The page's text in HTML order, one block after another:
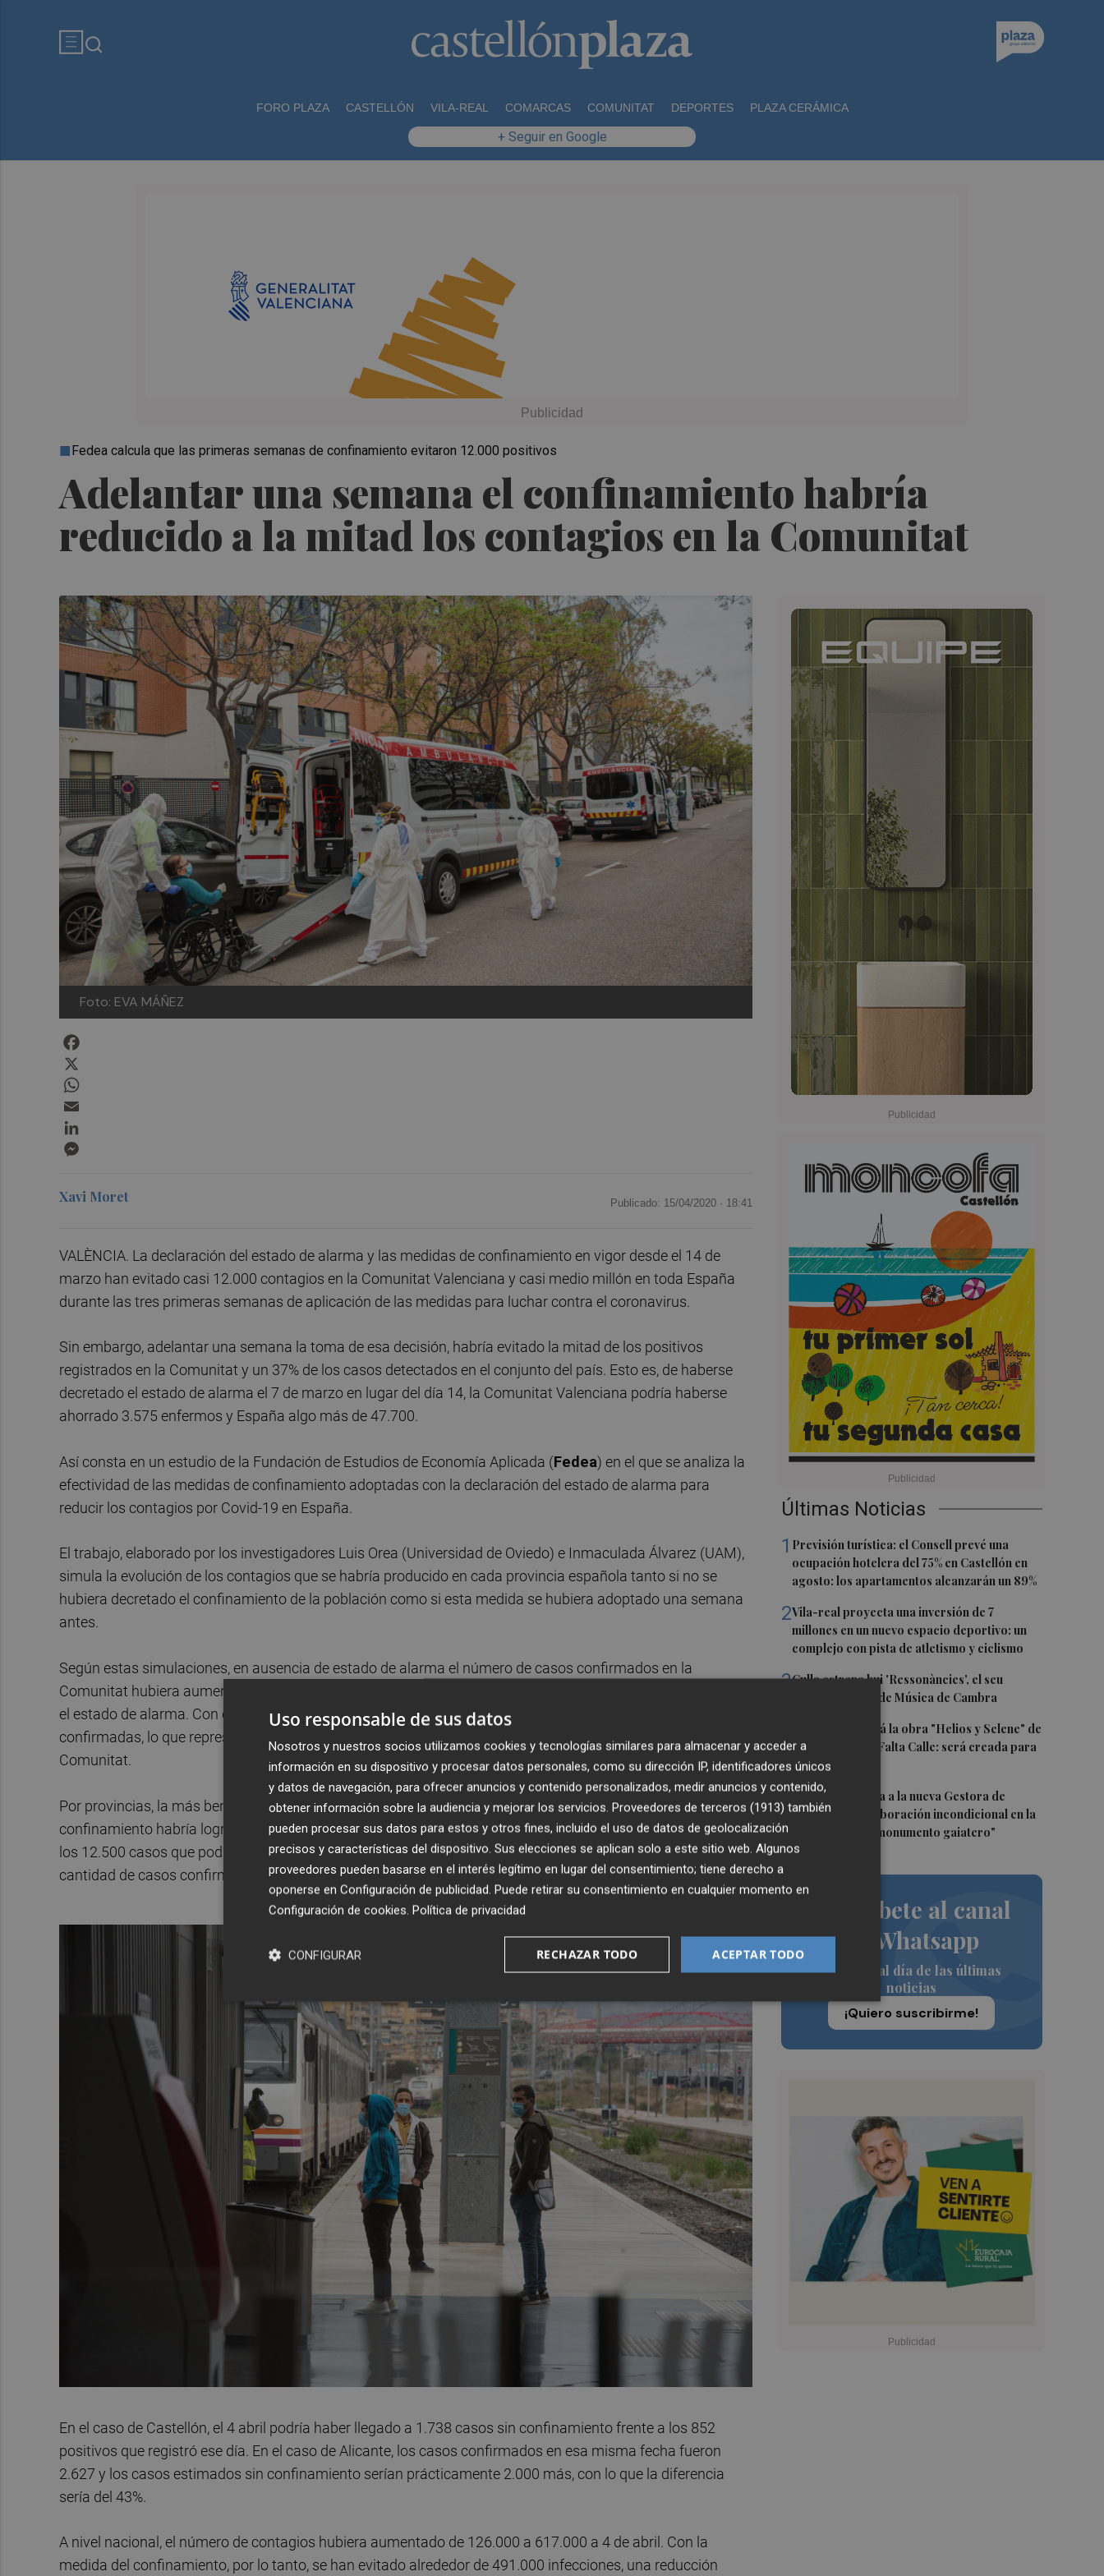
FORO PLAZA CASTELLÓN VILA-REAL COMARCAS COMUNITAT DEPORTES PLAZA CERÁMICA
+ Seguir en Google
Adelantar una semana el confinamiento habría
reducido a la mitad los contagios en la Comunitat
Fedea calcula que las primeras semanas de confinamiento evitaron 12.000 positivos
Foto: EVA MÁÑEZ
Últimas Noticias
1 Previsión turística: el Consell prevé una
ocupación hotelera del 75% en Castellón en
agosto: los apartamentos alcanzarán un 89%
2Vila-real proyecta una inversión de 7
millones en un nuevo espacio deportivo: un
complejo con pista de atletismo y ciclismo
3Culla estrena hui 'Ressonàncies', el seu
primer Festival de Música de Cambra
Castelló acogerá la obra "Helios y Selene" de
la compañía Te Falta Calle: será creada para
el eclipse
5Castelló traslada a la nueva Gestora de
Gaiates su "colaboración incondicional en la
promoción del monumento gaiatero"
Suscríbete al canal
de Whatsapp
Siempre al día de las últimas
noticias
¡Quiero suscribirme!
Xavi Moret Publicado: 15/04/2020 · 18:41
VALÈNCIA. La declaración del estado de alarma y las medidas de confinamiento en vigor desde el 14 de
marzo han evitado casi 12.000 contagios en la Comunitat Valenciana y casi medio millón en toda España
durante las tres primeras semanas de aplicación de las medidas para luchar contra el coronavirus.
Sin embargo, adelantar una semana la toma de esa decisión, habría evitado la mitad de los positivos
registrados en la Comunitat y un 37% de los casos detectados en el conjunto del país. Esto es, de haberse
decretado el estado de alarma el 7 de marzo en lugar del día 14, la Comunitat Valenciana podría haberse
ahorrado 3.575 enfermos y España algo más de 47.700.
Así consta en un estudio de la Fundación de Estudios de Economía Aplicada (Fedea) en el que se analiza la
efectividad de las medidas de confinamiento adoptadas con la declaración del estado de alarma para
reducir los contagios por Covid-19 en España.
El trabajo, elaborado por los investigadores Luis Orea (Universidad de Oviedo) e Inmaculada Álvarez (UAM),
simula la evolución de los contagios que se habría producido en cada provincia española tanto si no se
hubiera decretado el confinamiento de la población como si esta medida se hubiera adoptado una semana
antes.
Según estas simulaciones, en ausencia de estado de alarma el número de casos confirmados en la
Comunitat hubiera aumentado de 7.180 a 18.935 a fecha de 4 de abril, tres semanas después de decretarse
el estado de alarma. Con dicha medida, por lo tanto, se habrían evitado alrededor de 11.755 infecciones
confirmadas, lo que representa una reducción media del 62% en el número de contagios contabilizados en la
Comunitat.
Por provincias, la más beneficiada con la decisión habría sido Valencia, que con las medidas de
confinamiento habría logrado contener la tendencia de contagios hasta los 3.700 casos a 4 de abril frente a
los 12.500 casos que podría haber registrado en ausencia de esas medidas. En términos porcentuales, la
cantidad de casos confirmados es un 70% menor de los casos potenciales en ausencia de medidas.
En el caso de Castellón, el 4 abril podría haber llegado a 1.738 casos sin confinamiento frente a los 852
positivos que registró ese día. En el caso de Alicante, los casos confirmados en esa misma fecha fueron
2.627 y los casos estimados sin confinamiento serían prácticamente 2.000 más, con lo que la diferencia
sería del 43%.
A nivel nacional, el número de contagios hubiera aumentado de 126.000 a 617.000 a 4 de abril. Con la
medida del confinamiento, por lo tanto, se han evitado alrededor de 491.000 infecciones, una reducción
Uso responsable de sus datos
Nosotros y nuestros socios utilizamos cookies y tecnologías similares para almacenar y acceder a
información en su dispositivo y procesar datos personales, como su dirección IP, identificadores únicos
y datos de navegación, para ofrecer anuncios y contenido personalizados, medir anuncios y contenido,
obtener información sobre la audiencia y mejorar los servicios. Proveedores de terceros (1913) también
pueden procesar sus datos para estos y otros fines, incluido el uso de datos de geolocalización
precisos y características del dispositivo. Sus elecciones se aplican solo a este sitio web. Algunos
proveedores pueden basarse en el interés legítimo en lugar del consentimiento; tiene derecho a
oponerse en Configuración de publicidad. Puede retirar su consentimiento en cualquier momento en
Configuración de cookies. Política de privacidad
ACEPTAR TODO
RECHAZAR TODO
CONFIGURAR